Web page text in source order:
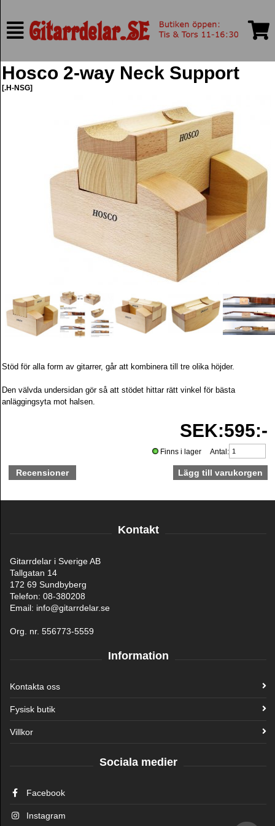
Hosco 2-way Neck Support
[.H-NSG]
Stöd för alla form av gitarrer, går att kombinera till tre olika höjder.
Den välvda undersidan gör så att stödet hittar rätt vinkel för bästa
anläggingsyta mot halsen.
Recensioner
SEK:595:-
Finns i lager Antal:
Kontakt
Gitarrdelar i Sverige AB
Tallgatan 14
172 69 Sundbyberg
Telefon: 08-380208
Email: info@gitarrdelar.se
Org. nr. 556773-5559
Information
Kontakta oss
Fysisk butik
Villkor
Sociala medier
Facebook
Instagram